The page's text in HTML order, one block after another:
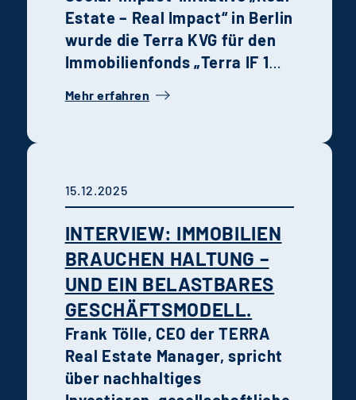
Estate – Real Impact“ in Berlin
wurde die Terra KVG für den
Immobilienfonds „Terra IF 1
Sonderpreis ausgezeichnet.
warum wirtschaftliche
echte gesellschaftliche
Wirkung ist.
Mehr erfahren
15.12.2025
INTERVIEW: IMMOBILIEN
BRAUCHEN HALTUNG –
UND EIN BELASTBARES
GESCHÄFTSMODELL.
Frank Tölle, CEO der TERRA
Real Estate Manager, spricht
über nachhaltiges